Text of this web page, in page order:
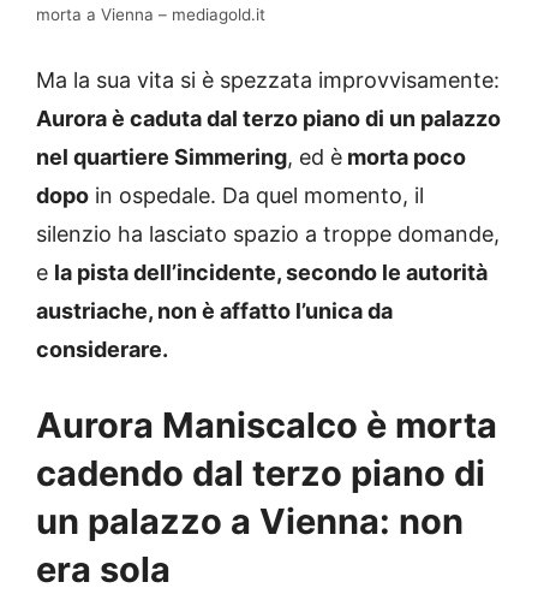
morta a Vienna – mediagold.it
Ma la sua vita si è spezzata improvvisamente:
Aurora è caduta dal terzo piano di un palazzo
nel quartiere Simmering, ed è morta poco
dopo in ospedale. Da quel momento, il
silenzio ha lasciato spazio a troppe domande,
e la pista dell’incidente, secondo le autorità
austriache, non è affatto l’unica da
considerare.
Aurora Maniscalco è morta
cadendo dal terzo piano di
un palazzo a Vienna: non
era sola